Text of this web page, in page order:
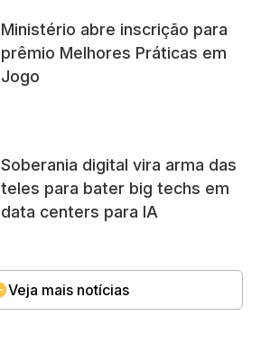
Ministério abre inscrição para
prêmio Melhores Práticas em
Jogo
Soberania digital vira arma das
teles para bater big techs em
data centers para IA
Veja mais notícias